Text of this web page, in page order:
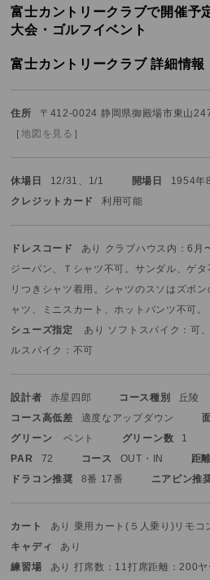
富士カントリークラブで開催予
大会・ゴルフイベント
富士カントリークラブ 詳細情報
住所
〒412-0024 静岡県御殿場市東山
［地図を見る ］
休場日 12/31、1/1 開場日
1954年
クレジットカード
利用可能
ドレスコード
あり クラブハウス内：6月
ジーパン、Ｔシャツ不可。サンダル、ゲ
リつきシャツ着用。シャツのスソはズボ
ャツ、ミニスカート、ホットパンツ不可。
シューズ指定
あり ソフトスパイク：可
ルスパイク：不可
設計者 赤星四郎 コース種別
丘陵
コース高低差
適度なアップダウン
グリーン
ベント グリーン数 1
PAR
72 コース OUT・IN 距離
ドラコン推奨
8番 17番 ニアピン推
カート あり 乗用カート(５人乗り) リモ
キャディ
あり
練習場
あり 打席数：11打席距離：200ヤ